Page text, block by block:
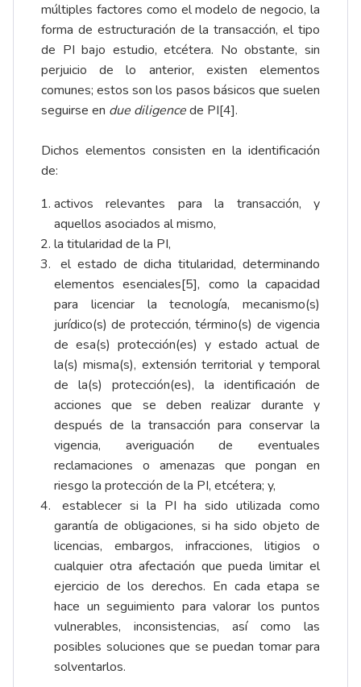
múltiples factores como el modelo de negocio, la
forma de estructuración de la transacción, el tipo
de PI bajo estudio, etcétera. No obstante, sin
perjuicio de lo anterior, existen elementos
comunes; estos son los pasos básicos que suelen
seguirse en due diligencede PI[4].
Dichos elementos consisten en la identificación
de:
activos relevantes para la transacción, y
aquellos asociados al mismo,
la titularidad de la PI,
el estado de dicha titularidad, determinando
elementos esenciales[5], como la capacidad
para licenciar la tecnología, mecanismo(s)
jurídico(s) de protección, término(s) de vigencia
de esa(s) protección(es) y estado actual de
la(s) misma(s), extensión territorial y temporal
de la(s) protección(es), la identificación de
acciones que se deben realizar durante y
después de la transacción para conservar la
vigencia, averiguación de eventuales
reclamaciones o amenazas que pongan en
riesgo la protección de la PI, etcétera; y,
establecer si la PI ha sido utilizada como
garantía de obligaciones, si ha sido objeto de
licencias, embargos, infracciones, litigios o
cualquier otra afectación que pueda limitar el
ejercicio de los derechos. En cada etapa se
hace un seguimiento para valorar los puntos
vulnerables, inconsistencias, así como las
posibles soluciones que se puedan tomar para
solventarlos.